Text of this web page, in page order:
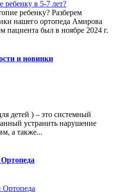
ребенку? Разберем
нашего ортопеда Амирова
пациента был в ноябре 2024 г.
и новинки
детей ) – это системный
устранить нарушение
а также...